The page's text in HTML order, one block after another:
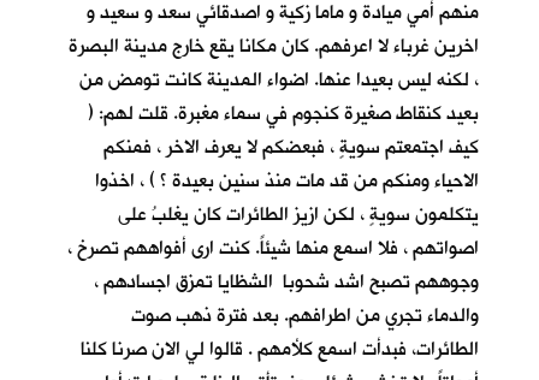
منهم أمي ميادة و ماما زكية و اصدقائي سعد و سعيد و
اخرين غرباء لا اعرفهم. كان مكانا يقع خارج مدينة البصرة
، لكنه ليس بعيدا عنها. اضواء المدينة كانت تومض من
بعيد كنقاط صغيرة كنجوم في سماء مغبرة. قلت لهم: (
كيف اجتمعتم سويةٍ ، فبعضكم لا يعرف الاخر ، فمنكم
الاحياء ومنكم من قد مات منذ سنين بعيدة ؟ ) ، اخذوا
يتكلمون سويةٍ ، لكن ازيز الطائرات كان يغلبُ على
اصواتهم ، فلا اسمع منها شيئاً. كنت ارى أفواههم تصرخ ،
وجوههم تصبح اشد شحوبا الشظايا تمزق اجسادهم ،
والدماء تجري من اطرافهم. بعد فترة ذهب صوت
الطائرات، فبدأت اسمع كلأمهم . قالوا لي الان صرنا كلنا